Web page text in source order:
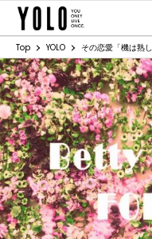
Top YOLO その恋愛「機は